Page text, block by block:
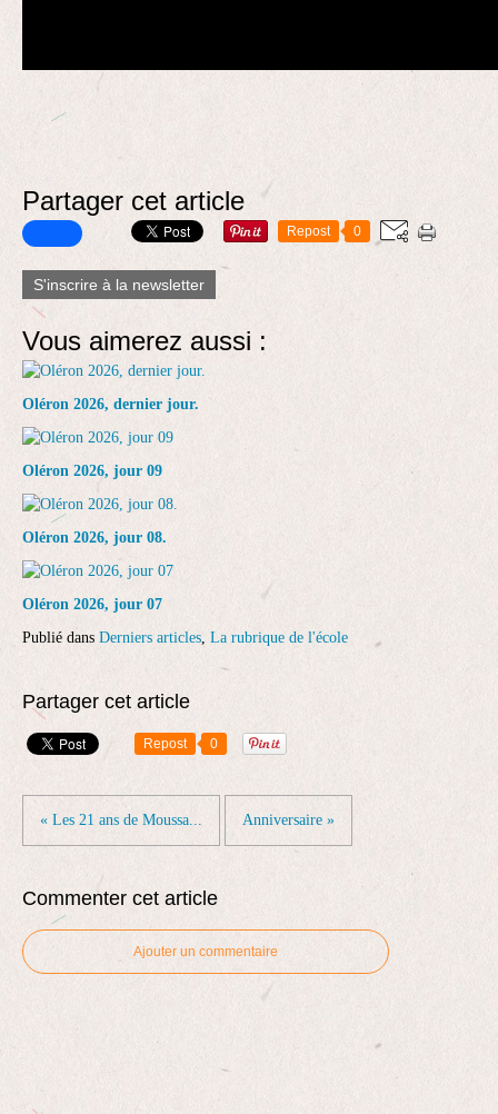
Partager cet article
Repost 0
S'inscrire à la newsletter
Vous aimerez aussi :
Oléron 2026, dernier jour.
Oléron 2026, jour 09
Oléron 2026, jour 08.
Oléron 2026, jour 07
Publié dans Derniers articles, La rubrique de l'école
Partager cet article
Repost 0
« Les 21 ans de Moussa... Anniversaire »
Commenter cet article
Ajouter un commentaire